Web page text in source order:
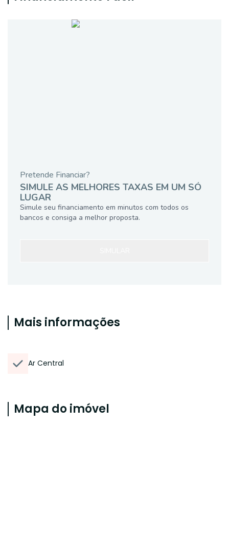
Pretende Financiar?
SIMULE AS MELHORES TAXAS EM UM SÓ
LUGAR
Simule seu financiamento em minutos com todos os
bancos e consiga a melhor proposta.
Mais informações
Ar Central
Mapa do imóvel